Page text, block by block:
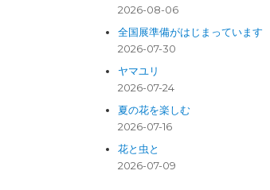
2026-08-06
全国展準備がはじまっています
2026-07-30
ヤマユリ
2026-07-24
夏の花を楽しむ
2026-07-16
花と虫と
2026-07-09